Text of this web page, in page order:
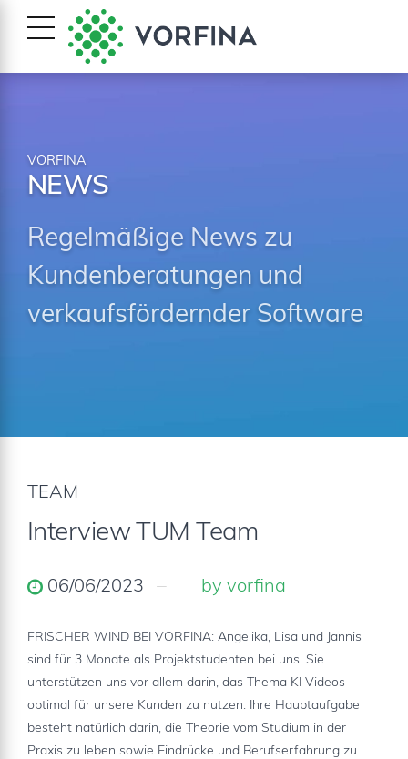
VORFINA
NEWS
Regelmäßige News zu
Kundenberatungen und
verkaufsfördernder Software
TEAM
Interview TUM Team
06/06/2023 by vorfina
FRISCHER WIND BEI VORFINA: Angelika, Lisa und Jannis
sind für 3 Monate als Projektstudenten bei uns. Sie
unterstützen uns vor allem darin, das Thema KI Videos
optimal für unsere Kunden zu nutzen. Ihre Hauptaufgabe
besteht natürlich darin, die Theorie vom Studium in der
Praxis zu leben sowie Eindrücke und Berufserfahrung zu